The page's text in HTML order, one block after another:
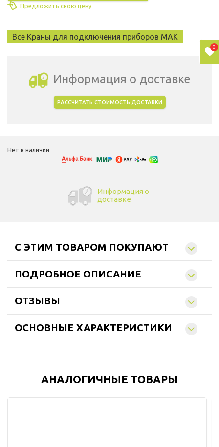
Предложить свою цену
Все Краны для подключения приборов MAK
Информация о доставке
РАССЧИТАТЬ СТОИМОСТЬ ДОСТАВКИ
Нет в наличии
Информация о
доставке
C ЭТИМ ТОВАРОМ ПОКУПАЮТ
ПОДРОБНОЕ ОПИСАНИЕ
ОТЗЫВЫ
ОСНОВНЫЕ ХАРАКТЕРИСТИКИ
АНАЛОГИЧНЫЕ ТОВАРЫ
0